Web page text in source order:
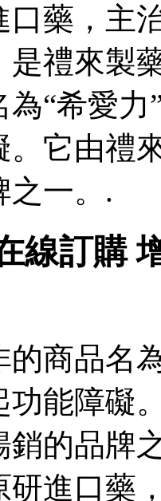
口藥，主
是禮來製
為“希愛
。它由禮
之一。.
線訂購
的商品名
功能障礙
銷的品牌
研進口藥